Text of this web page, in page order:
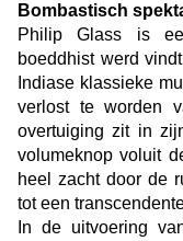
Bombastisch
Philip Glass is
boeddhist werd
Indiase klassieke
verlost te worden
overtuiging zit in
volumeknop voluit
heel zacht door de
tot een
In de uitvoering